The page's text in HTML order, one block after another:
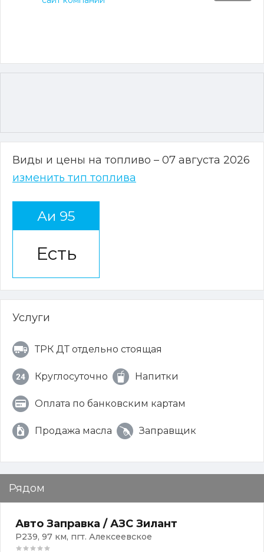
Виды и цены на топливо – 07 августа 2026
изменить тип топлива
Аи 95
Есть
Услуги
ТРК ДТ отдельно стоящая
Круглосуточно Напитки
Оплата по банковским картам
Продажа масла Заправщик
Рядом
Авто Заправка / АЗС Зилант
Р239, 97 км, пгт. Алексеевское